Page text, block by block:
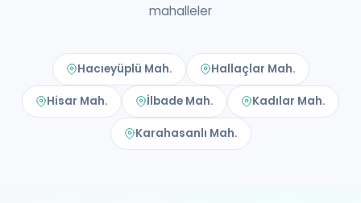
mahalleler
Hacıeyüplü Mah. Hallaçlar Mah.
Hisar Mah. İlbade Mah. Kadılar Mah.
Karahasanlı Mah.